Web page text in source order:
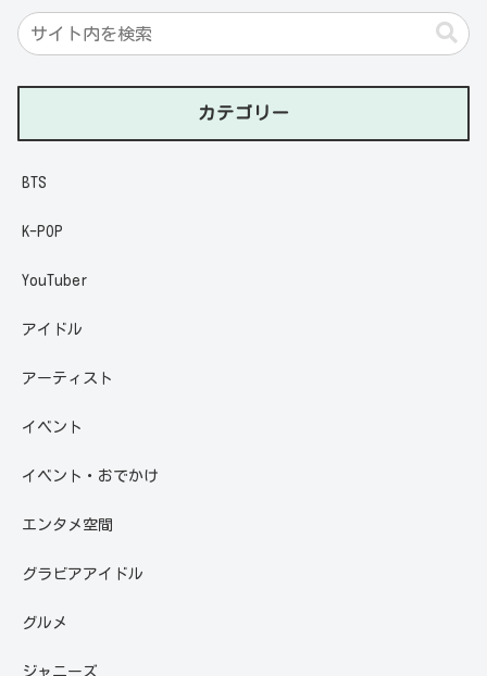
カテゴリー
BTS
K-POP
YouTuber
アイドル
アーティスト
イベント
イベント・おでかけ
エンタメ空間
グラビアアイドル
グルメ
ジャニーズ